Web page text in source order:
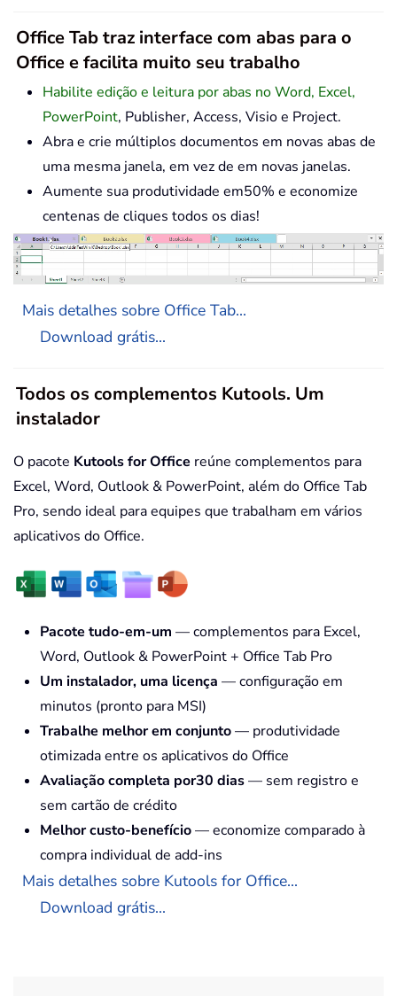
Office Tab traz interface com abas para o
Office e facilita muito seu trabalho
Habilite edição e leitura por abas no Word, Excel,
PowerPoint, Publisher, Access, Visio e Project.
Abra e crie múltiplos documentos em novas abas de
uma mesma janela, em vez de em novas janelas.
Aumente sua produtividade em50% e economize
centenas de cliques todos os dias!
Mais detalhes sobre Office Tab...
Download grátis...
Todos os complementos Kutools. Um
instalador
O pacote Kutools for Office reúne complementos para
Excel, Word, Outlook & PowerPoint, além do Office Tab
Pro, sendo ideal para equipes que trabalham em vários
aplicativos do Office.
Pacote tudo-em-um — complementos para Excel,
Word, Outlook & PowerPoint + Office Tab Pro
Um instalador, uma licença — configuração em
minutos (pronto para MSI)
Trabalhe melhor em conjunto— produtividade
otimizada entre os aplicativos do Office
Avaliação completa por30 dias— sem registro e
sem cartão de crédito
Melhor custo-benefício— economize comparado à
compra individual de add-ins
Mais detalhes sobre Kutools for Office...
Download grátis...